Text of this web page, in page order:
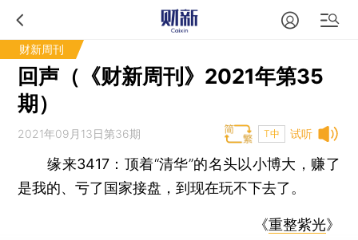
财新周刊
回声（《财新周刊》2021年第35
期）
试听
2021年09月13日第36期 T中
缘来3417： 顶着“清华”的名头以小博大，赚了
是我的、亏了国家接盘，到现在玩不下去了。
《重整紫光》